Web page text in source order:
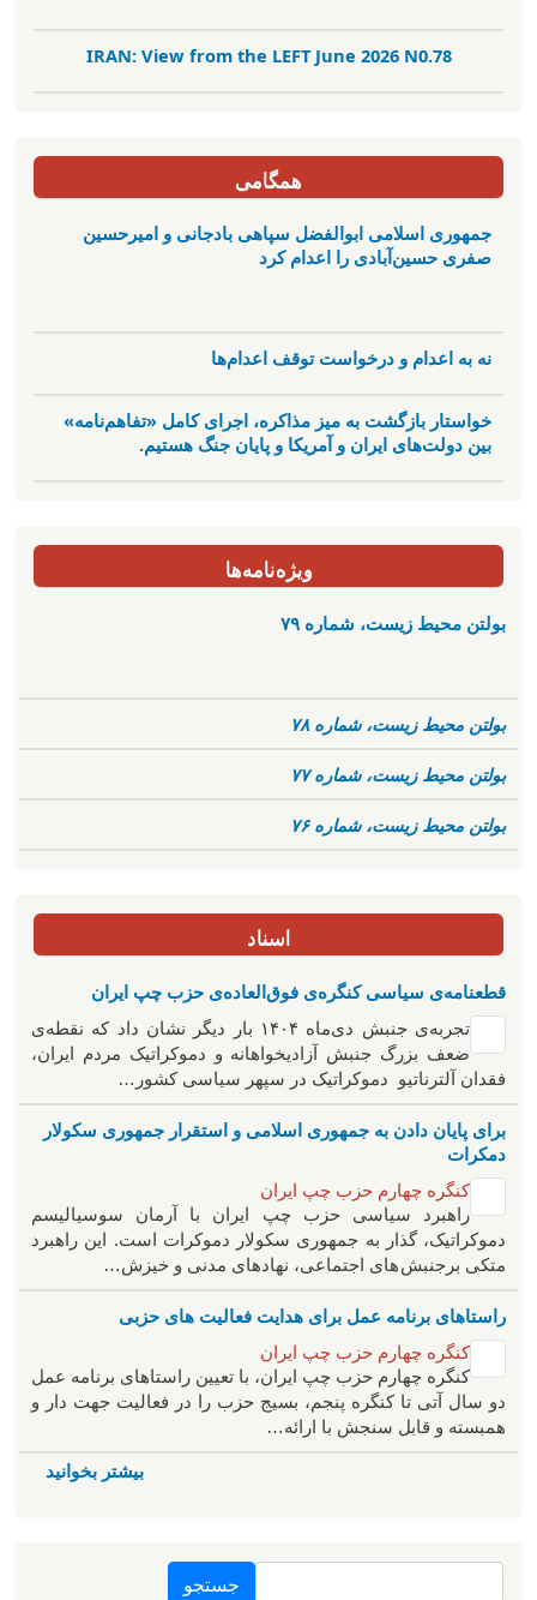
IRAN: View from the LEFT June 2026 N0.78
همگامی
جمهوری اسلامی ابوالفضل سپاهی بادجانی و امیرحسین
صفری حسین‌آبادی را اعدام کرد
نه به اعدام و درخواست توقف اعدام‌ها
خواستار بازگشت به میز مذاکره، اجرای کامل «تفاهم‌نامه»
بین دولت‌های ایران و آمریکا و پایان جنگ هستیم.
ویژه‌نامه‌ها
بولتن محیط زیست، شماره ۷۹
بولتن محیط زیست، شماره ۷۸
بولتن محیط زیست، شماره ۷۷
بولتن محیط زیست، شماره ۷۶
اسناد
قطعنامه‌ی سیاسی کنگره‌ی فوق‌العاده‌ی حزب چپ ایران
تجربه‌ی جنبش دی‌ماه ۱۴۰۴ بار دیگر نشان داد که نقطه‌ی
ضعف بزرگ جنبش آزادیخواهانه و دموکراتیک مردم ایران،
فقدان آلترناتیو دموکراتیک در سپهر سیاسی کشور…
برای پایان دادن به جمهوری اسلامی و استقرار جمهوری سکولار
دمکرات
کنگره چهارم حزب چپ ایران
راهبرد سياسی حزب چپ ایران با آرمان سوسیالیسم
دموکراتیک، گذار به جمهوری سکولار دموکرات است. این راهبرد
متکی برجنبش های اجتماعی، نهادهای مدنی و خیزش‌…
راستاهای برنامه عمل برای هدایت فعالیت های حزبی
کنگره چهارم حزب چپ ایران
کنگره چهارم حزب چپ ایران، با تعیین راستاهای برنامه عمل
دو سال آتی تا کنگره پنجم، بسیج حزب را در فعالیت جهت دار و
همبسته و قابل سنجش با ارائه…
بیشتر بخوانید
جستجو